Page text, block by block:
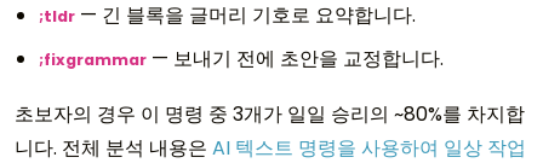
;tldr — 긴 블록을 글머리 기호로 요약합니다.
;fixgrammar — 보내기 전에 초안을 교정합니다.
초보자의 경우 이 명령 중 3개가 일일 승리의 ~80%를 차지합
니다. 전체 분석 내용은 AI 텍스트 명령을 사용하여 일상 작업